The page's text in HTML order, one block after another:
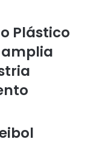
Plástico